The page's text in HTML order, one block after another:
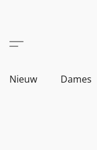
Nieuw Dames